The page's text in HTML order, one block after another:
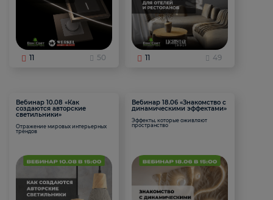
11 50 11 49
Вебинар 10.08 «Как
создаются авторские
светильники»
Отражение мировых интерьерных
трендов
Вебинар 18.06 «Знакомство с
динамическими эффектами»
Эффекты, которые оживляют
пространство